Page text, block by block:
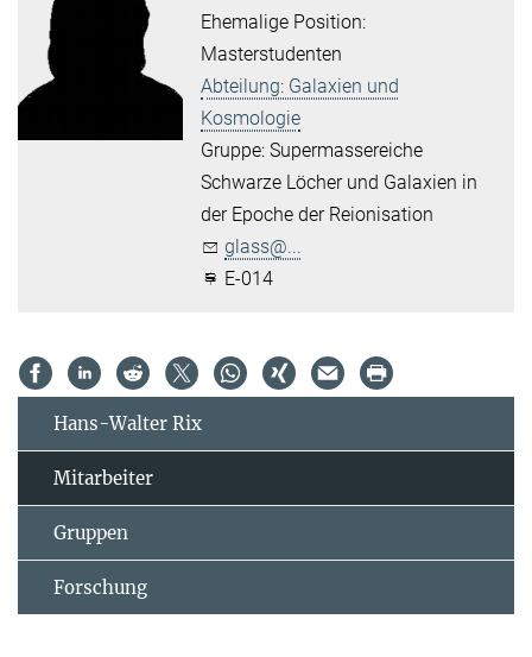
Ehemalige Position:
Masterstudenten
Abteilung: Galaxien und
Kosmologie
Gruppe: Supermassereiche
Schwarze Löcher und Galaxien in
der Epoche der Reionisation
glass@...
E-014
Hans-Walter Rix
Mitarbeiter
Gruppen
Forschung